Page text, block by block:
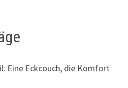
Eine Eckcouch, die Komfort